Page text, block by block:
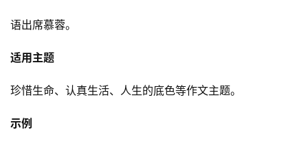
语出席慕蓉。
适用主题
珍惜生命、认真生活、人生的底色等作文主题。
示例